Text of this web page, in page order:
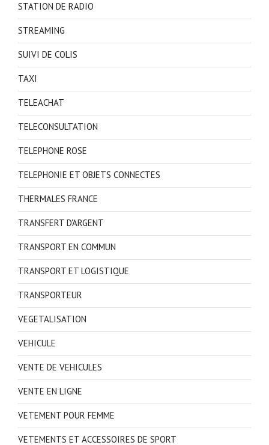
STATION DE RADIO
STREAMING
SUIVI DE COLIS
TAXI
TELEACHAT
TELECONSULTATION
TELEPHONE ROSE
TELEPHONIE ET OBJETS CONNECTES
THERMALES FRANCE
TRANSFERT D'ARGENT
TRANSPORT EN COMMUN
TRANSPORT ET LOGISTIQUE
TRANSPORTEUR
VEGETALISATION
VEHICULE
VENTE DE VEHICULES
VENTE EN LIGNE
VETEMENT POUR FEMME
VETEMENTS ET ACCESSOIRES DE SPORT